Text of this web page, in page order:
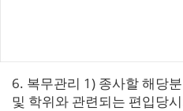
6. 복무관리 1) 종사할 해당
및 학위와 관련되는 편입당